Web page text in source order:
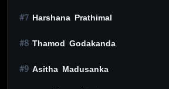
#7 Harshana Prathimal
#8 Thamod Godakanda
#9 Asitha Madusanka